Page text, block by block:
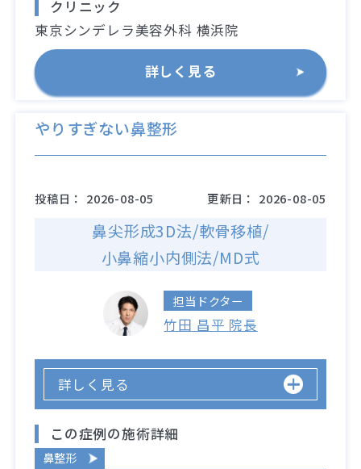
クリニック
東京シンデレラ美容外科 横浜院
詳しく見る
やりすぎない鼻整形
投稿日： 2026-08-05 更新日： 2026-08-05
鼻尖形成3D法/軟骨移植/
小鼻縮小内側法/MD式
担当ドクター
竹田 昌平 院長
詳しく見る
この症例の施術詳細
鼻整形